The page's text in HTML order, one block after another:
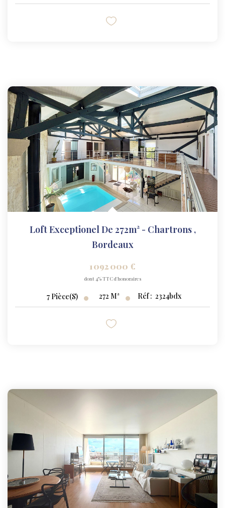
Loft Exceptionel De 272m² - Chartrons ,
Bordeaux
1 092 000 €
dont 4% TTC d'honoraires
7 Pièce(s) 272 M² Réf : 2324bdx